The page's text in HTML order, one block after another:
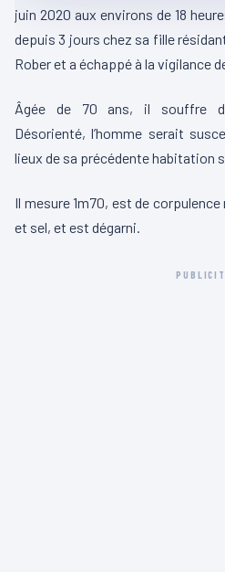
juin 2020 aux environs de 18
depuis 3 jours chez sa fille
Rober et a échappé à la vigilance
Âgée de 70 ans, il souffre
Désorienté, l’homme serait
lieux de sa précédente habitation
Il mesure 1m70, est de
et sel, et est dégarni.